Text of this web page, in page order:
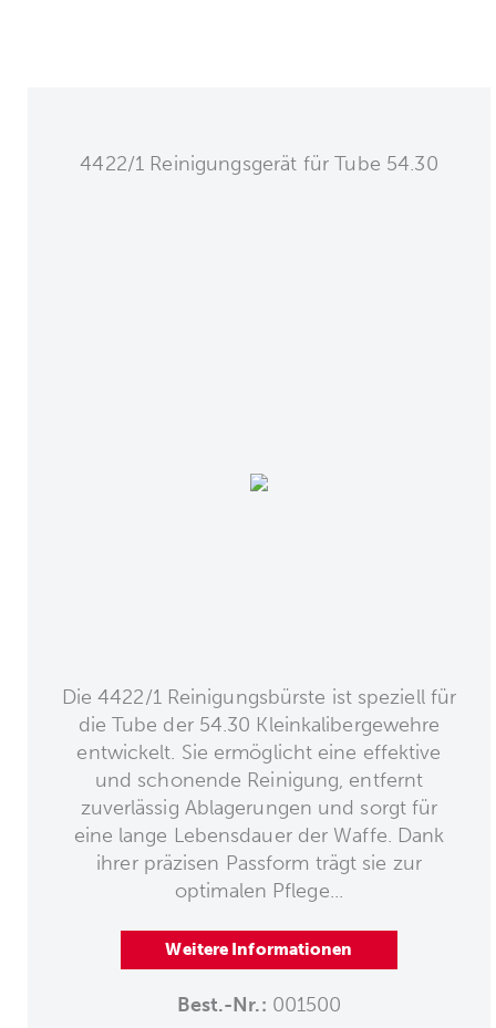
4422/1 Reinigungsgerät für Tube 54.30
Die 4422/1 Reinigungsbürste ist speziell für
die Tube der 54.30 Kleinkalibergewehre
entwickelt. Sie ermöglicht eine effektive
und schonende Reinigung, entfernt
zuverlässig Ablagerungen und sorgt für
eine lange Lebensdauer der Waffe. Dank
ihrer präzisen Passform trägt sie zur
optimalen Pflege...
Weitere Informationen
Best.-Nr.: 001500